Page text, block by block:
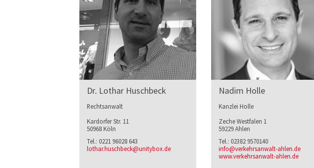
Dr. Lothar Huschbeck
Rechtsanwalt
Kardorfer Str. 11
50968 Köln
Tel.: 0221 96028 643
lothar.huschbeck@unitybox.de
Nadim Holle
Kanzlei Holle
Zeche Westfalen 1
59229 Ahlen
Tel.: 02382 9570140
info@verkehrsanwalt-ahlen.de
www.verkehrsanwalt-ahlen.de